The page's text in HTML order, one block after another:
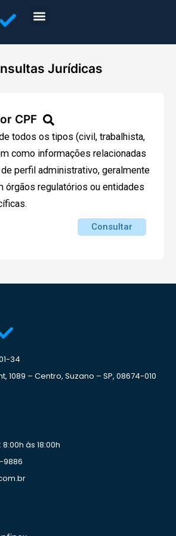
Jurídicas
CPF
todos os tipos (civil, trabalhista,
como informações relacionadas
perfil administrativo, geralmente
órgãos regulatórios ou entidades
Consultar
34
1089 – Centro, Suzano – SP, 08674-010
às 18:00h
9886